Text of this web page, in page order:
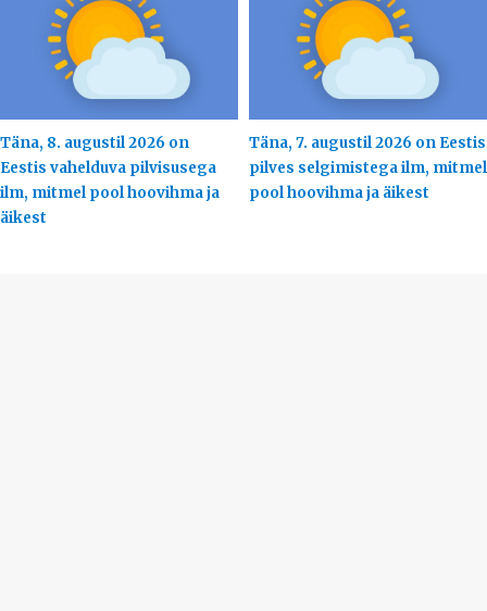
Täna, 8. augustil 2026 on
Eestis vahelduva pilvisusega
ilm, mitmel pool hoovihma ja
äikest
Täna, 7. augustil 2026 on Eestis
pilves selgimistega ilm, mitmel
pool hoovihma ja äikest